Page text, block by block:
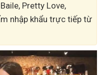
Pretty Love,
nhập khẩu trực tiếp từ